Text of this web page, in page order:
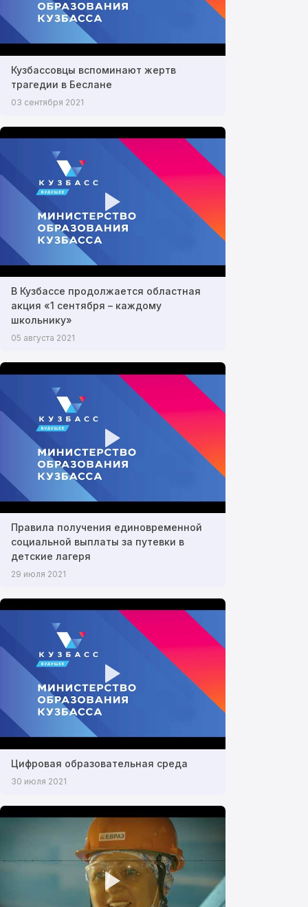
Кузбассовцы вспоминают жертв
трагедии в Беслане
03 сентября 2021
В Кузбассе продолжается областная
акция «1 сентября – каждому
школьнику»
05 августа 2021
Правила получения единовременной
социальной выплаты за путевки в
детские лагеря
29 июля 2021
Цифровая образовательная среда
30 июля 2021